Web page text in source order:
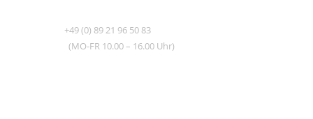
+49 (0) 89 21 96 50 83
(MO-FR 10.00 – 16.00 Uhr)